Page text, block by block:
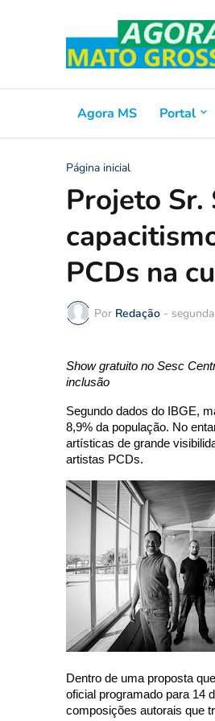
Agora MS Portal
Página inicial
Projeto Sr.
PCDs na
Por Redação -
Show gratuito no Sesc
inclusão
Segundo dados do IBGE,
8,9% da população. No
artísticas de grande
artistas PCDs.
Dentro de uma proposta
oficial programado para 14
composições autorais que